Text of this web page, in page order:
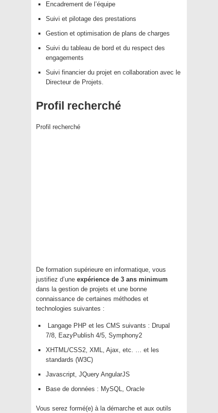
Encadrement de l’équipe
Suivi et pilotage des prestations
Gestion et optimisation de plans de charges
Suivi du tableau de bord et du respect des
engagements
Suivi financier du projet en collaboration avec le
Directeur de Projets.
Profil recherché
Profil recherché
De formation supérieure en informatique, vous
justifiez d’une expérience de 3 ans minimum
dans la gestion de projets et une bonne
connaissance de certaines méthodes et
technologies suivantes :
Langage PHP et les CMS suivants : Drupal
7/8, EazyPublish 4/5, Symphony2
XHTML/CSS2, XML, Ajax, etc. … et les
standards (W3C)
Javascript, JQuery AngularJS
Base de données : MySQL, Oracle
Vous serez formé(e) à la démarche et aux outils